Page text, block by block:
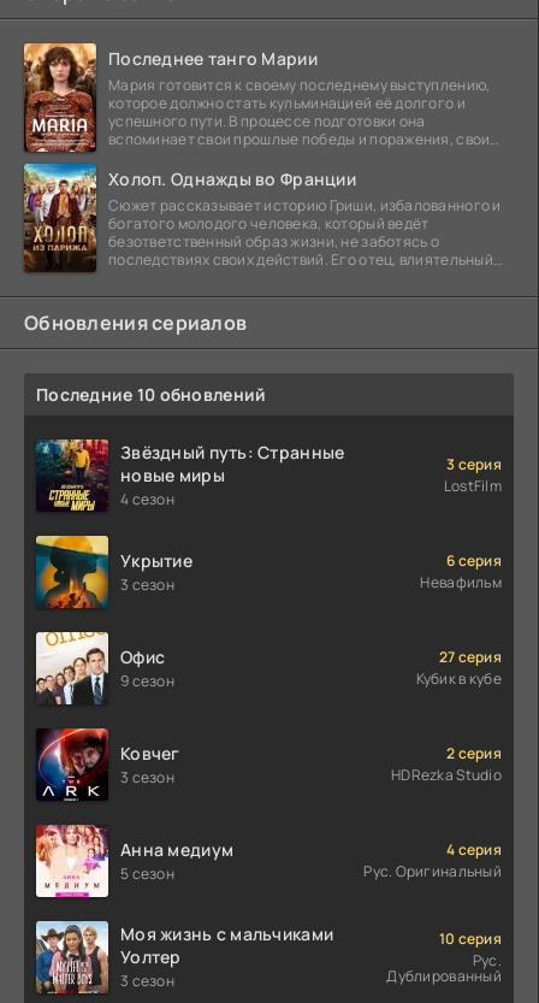
Последнее танго Марии
Мария готовится к своему последнему выступлению,
которое должно стать кульминацией её долгого и
успешного пути. В процессе подготовки она
вспоминает свои прошлые победы и поражения, свои
Холоп. Однажды во Франции
Сюжет рассказывает историю Гриши, избалованного и
богатого молодого человека, который ведёт
безответственный образ жизни, не заботясь о
последствиях своих действий. Его отец, влиятельный
Обновления сериалов
Последние 10 обновлений
Звёздный путь: Странные
новые миры
4 сезон
3 серия
LostFilm
Укрытие
3 сезон
6 серия
Невафильм
Офис
9 сезон
27 серия
Кубик в кубе
Ковчег
3 сезон
2 серия
HDRezka Studio
Анна медиум
5 сезон
4 серия
Рус. Оригинальный
Моя жизнь с мальчиками
Уолтер
3 сезон
10 серия
Рус.
Дублированный